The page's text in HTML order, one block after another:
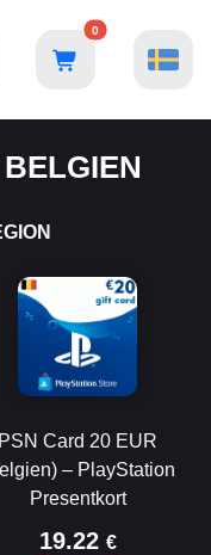
0
PSN Card 20 EUR
– PlayStation
Presentkort
19.22 €